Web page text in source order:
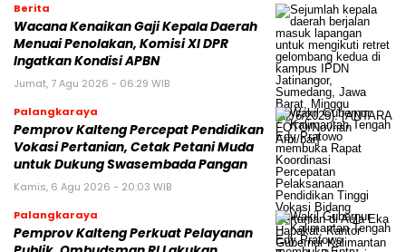
Berita
Wacana Kenaikan Gaji Kepala Daerah
Menuai Penolakan, Komisi XI DPR
Ingatkan Kondisi APBN
Jumat, 7 Agu 2026 - 06:29 WIB
Palangkaraya
Pemprov Kalteng Percepat Pendidikan
Vokasi Pertanian, Cetak Petani Muda
untuk Dukung Swasembada Pangan
Kamis, 6 Agu 2026 - 20:03 WIB
Palangkaraya
Pemprov Kalteng Perkuat Pelayanan